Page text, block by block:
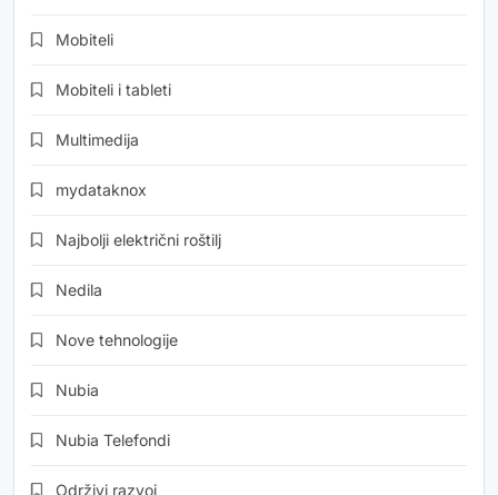
Mobiteli
Mobiteli i tableti
Multimedija
mydataknox
Najbolji električni roštilj
Nedila
Nove tehnologije
Nubia
Nubia Telefondi
Održivi razvoj